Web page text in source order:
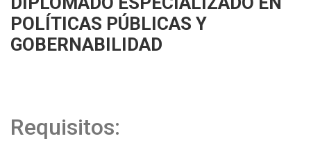
POLÍTICAS PÚBLICAS Y
GOBERNABILIDAD
Requisitos: